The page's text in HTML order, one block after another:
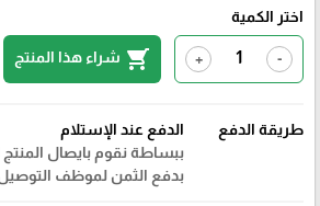
اختر الكمية
-
+
shopping_cart شراء هذا المنتج
طريقة الدفع
الدفع عند الإستلام
ببساطة نقوم بايصال
بدفع الثمن لموظف